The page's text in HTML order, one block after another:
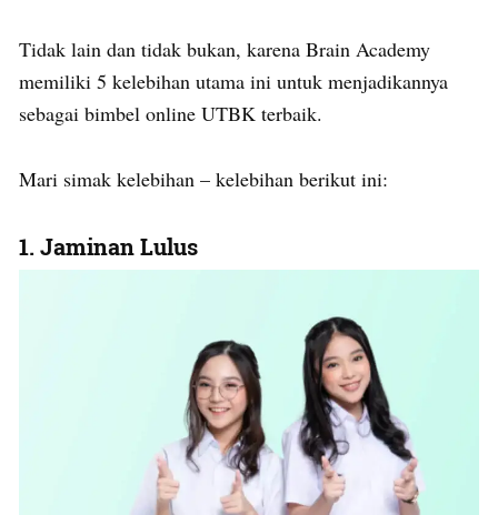
Tidak lain dan tidak bukan, karena Brain Academy
memiliki 5 kelebihan utama ini untuk menjadikannya
sebagai bimbel online UTBK terbaik.
Mari simak kelebihan – kelebihan berikut ini:
1. Jaminan Lulus